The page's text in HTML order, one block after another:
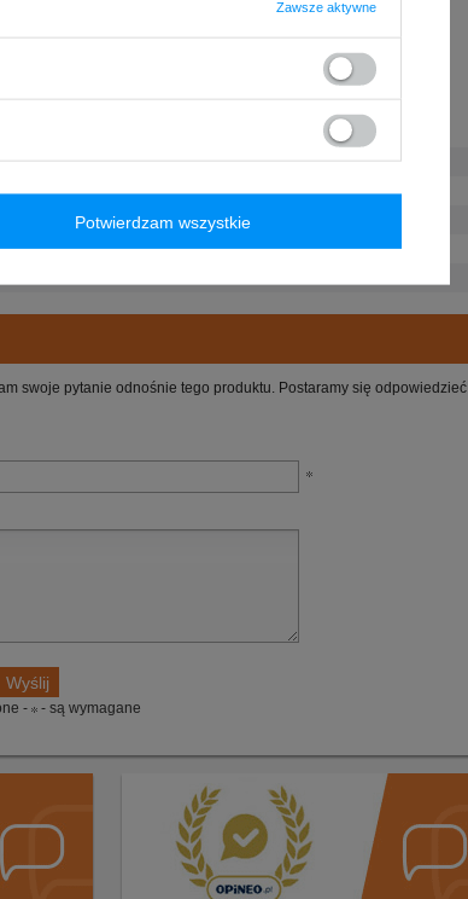
Toyota zwyciężyła w klasyfikacji konstruktorów
swoje pytanie odnośnie tego produktu. Postaramy się odpowiedzieć
- - są wymagane
Zawsze aktywne
Potwierdzam wszystkie